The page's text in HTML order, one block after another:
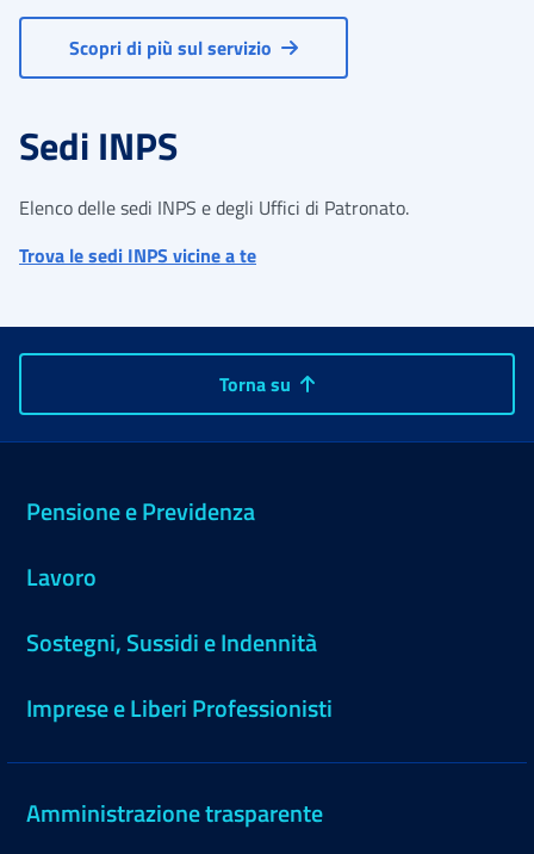
Scopri di più sul servizio
Sedi INPS
Elenco delle sedi INPS e degli Uffici di Patronato.
Trova le sedi INPS vicine a te
Torna su
Pensione e Previdenza
Lavoro
Sostegni, Sussidi e Indennità
Imprese e Liberi Professionisti
Amministrazione trasparente